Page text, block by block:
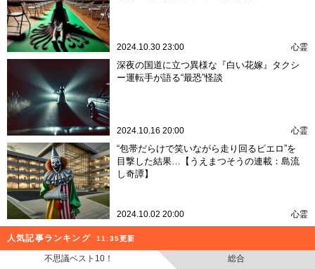
2024.10.30 23:00 心霊
深夜の国道に立つ異様な『白い花嫁』タクシ
ー運転手が語る“最恐”怪談
2024.10.16 20:00 心霊
“包帯だらけで笑いながら走り回るピエロ”を
目撃した結果…【うえまつそうの連載：島流
し奇譚】
2024.10.02 20:00 心霊
人気記事ランキング 11:35更新
不思議ベスト10！ 総合